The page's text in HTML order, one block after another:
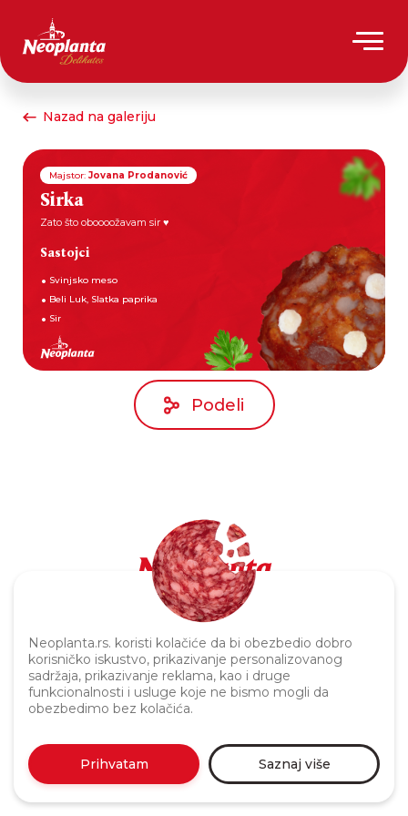
Neoplanta.rs. koristi kolačiće da bi obezbedio dobro
korisničko iskustvo, prikazivanje personalizovanog
sadržaja, prikazivanje reklama, kao i druge
funkcionalnosti i usluge koje ne bismo mogli da
obezbedimo bez kolačića.
Prihvatam Saznaj više
Nazad na galeriju
Majstor: Jovana Prodanović
Sirka
Zato što oboooožavam sir ♥️
Sastojci
Svinjsko meso
Beli Luk, Slatka paprika
Sir
Podeli
Politika privatnosti